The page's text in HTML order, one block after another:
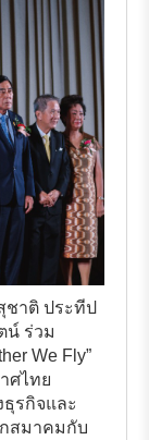
าติ ประทีป
น์ ร่วม
We Fly”
ศไทย
รกิจและ
สมาคมกับ